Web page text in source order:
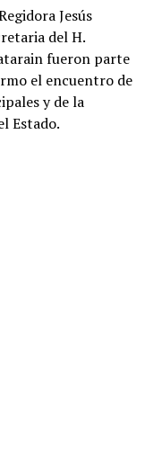
Jesús
del H.
fueron parte
el encuentro de
y de la
Estado.